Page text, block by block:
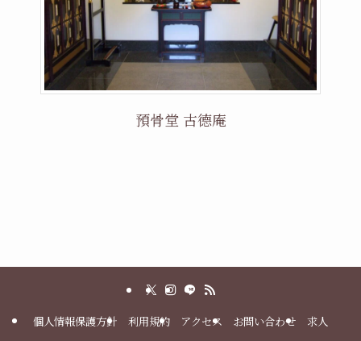
預骨堂 古德庵
個人情報保護方針 利用規約 アクセス お問い合わせ 求人